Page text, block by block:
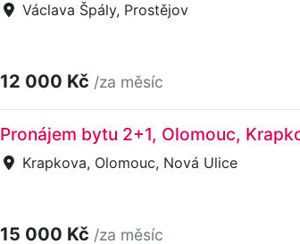
Václava Špály, Prostějov
12 000 Kč /za měsíc
Pronájem bytu 2+1, Olomouc,
Krapkova, Olomouc, Nová Ulice
15 000 Kč /za měsíc